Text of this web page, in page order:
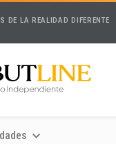
DE LA REALIDAD DIFERENTE